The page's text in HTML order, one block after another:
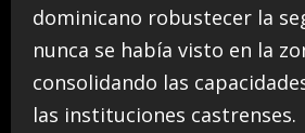
dominicano robustecer la
nunca se había visto en la
consolidando las
las instituciones castrenses.